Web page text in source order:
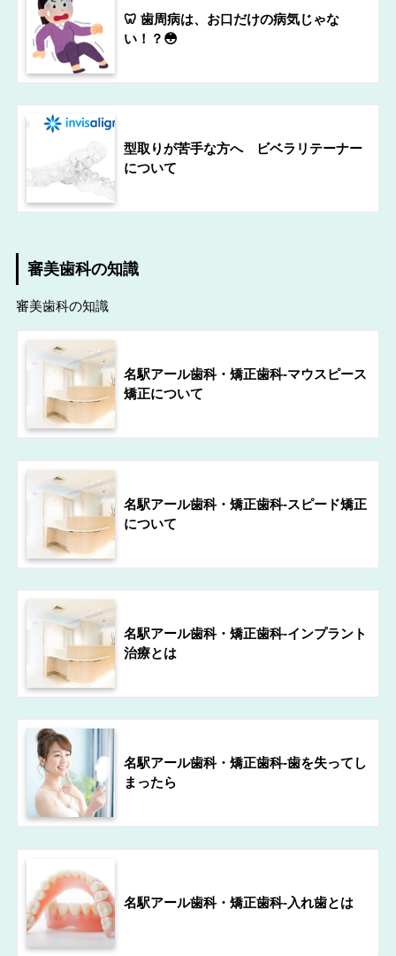
🦷 歯周病は、お口だけの病気じゃな
い！？😳
型取りが苦手な方へ ビベラリテーナー
について
審美歯科の知識
審美歯科の知識
名駅アール歯科・矯正歯科-マウスピース
矯正について
名駅アール歯科・矯正歯科-スピード矯正
について
名駅アール歯科・矯正歯科-インプラント
治療とは
名駅アール歯科・矯正歯科-歯を失ってし
まったら
名駅アール歯科・矯正歯科-入れ歯とは